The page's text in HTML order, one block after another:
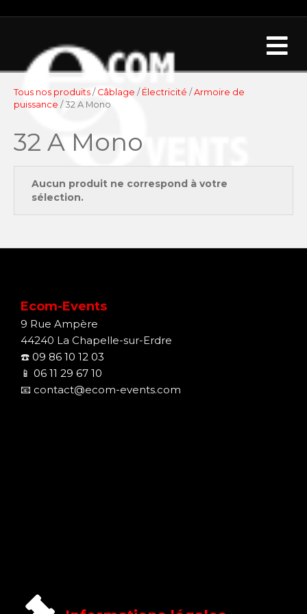
Tous nos produits / Câblage / Électricité / Armoire de
puissance / 32 A Mono
32 A Mono
Aucun produit ne correspond à votre
sélection.
Ecom-Events
9 Rue Ampère
44240 La Chapelle-sur-Erdre
☎️ 09 86 10 12 03
📱 06 11 29 67 10
📧 contact@ecom-events.com